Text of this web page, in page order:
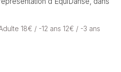
18€ / -12 ans 12€ / -3 ans